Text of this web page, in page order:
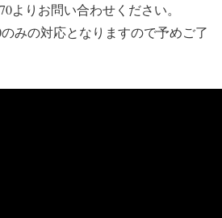
よりお問い合わせください。
みの対応となりますので予めご了